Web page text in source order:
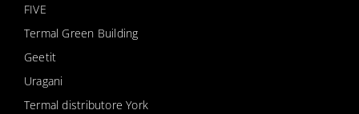
FIVE
Termal Green Building
Geetit
Uragani
Termal distributore York